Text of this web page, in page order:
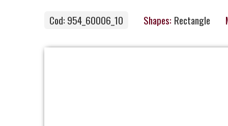
Cod: 954_60006_10 Shapes: Rectangle